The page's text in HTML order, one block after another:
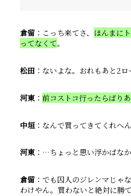
倉留 ：こっち来てさ、 ほんまに
ってなくて。
松田 ：ないよな。おれもあと2ロ
河東 ： 前コストコ行ったらばり
中垣：なんで買ってきてくれへ
河東：…ちょっと思い浮かばなか
倉留 ：でも囚人のジレンマじゃ
わけやん。買わないと絶対に勝て